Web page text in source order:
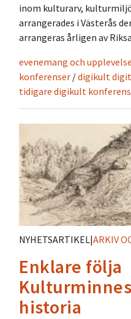
inom kulturarv,
arrangerades i Västerås
arrangeras årligen av
evenemang och
konferenser /digikult
tidigare digikult
NYHETSARTIKEL|ARKIV
Enklare följa
historia